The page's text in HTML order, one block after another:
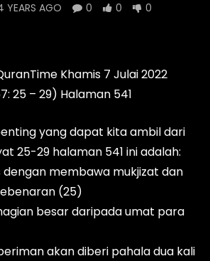
YEARS AGO 0 0 0
Khamis 7 Julai 2022
25 – 29) Halaman 541
yang dapat kita ambil dari
25-29 halaman 541 ini adalah:
dengan membawa mukjizat dan
(25)
besar daripada umat para
akan diberi pahala dua kali